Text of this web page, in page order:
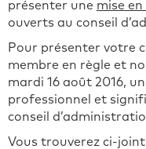
présenter une mise
ouverts au conseil
Pour présenter votre
membre en règle et
mardi 16 août 2016,
professionnel et
conseil
Vous trouverez ci-joint